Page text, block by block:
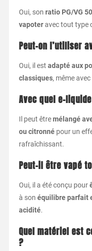
Oui, son ratio PG/VG
vapoteravec tout type
Peut-on l’utiliser
Oui, il est adapté aux
classiques, même
Avec quel e-
Il peut êtremélangé
ou citronnépour un
rafraîchissant.
Peut-il être vapé
Oui, il a été conçu pour
à son équilibre parfait
acidité.
Quel matériel est
?